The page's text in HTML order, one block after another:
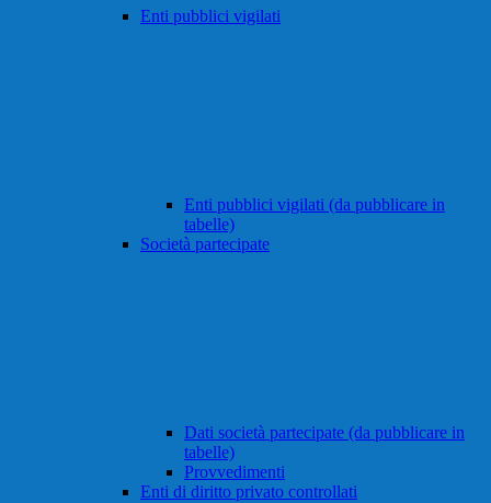
Enti pubblici vigilati
Enti pubblici vigilati (da pubblicare in
tabelle)
Società partecipate
Dati società partecipate (da pubblicare in
tabelle)
Provvedimenti
Enti di diritto privato controllati